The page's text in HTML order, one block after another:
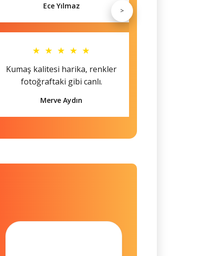
Ece Yılmaz
★ ★ ★ ★ ★
Kumaş kalitesi harika, renkler
fotoğraftaki gibi canlı.
Merve Aydın
>